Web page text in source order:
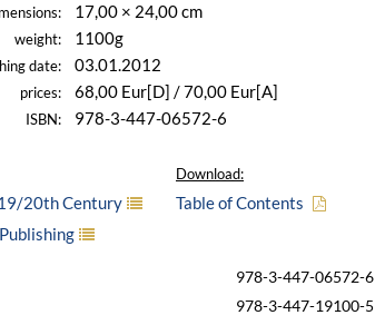
17,00 × 24,00 cm
weight: 1100g
date: 03.01.2012
prices: 68,00 Eur[D] / 70,00 Eur[A]
ISBN: 978-3-447-06572-6
20th Century
Download:
Table of Contents
978-3-447-06572-6
978-3-447-19100-5